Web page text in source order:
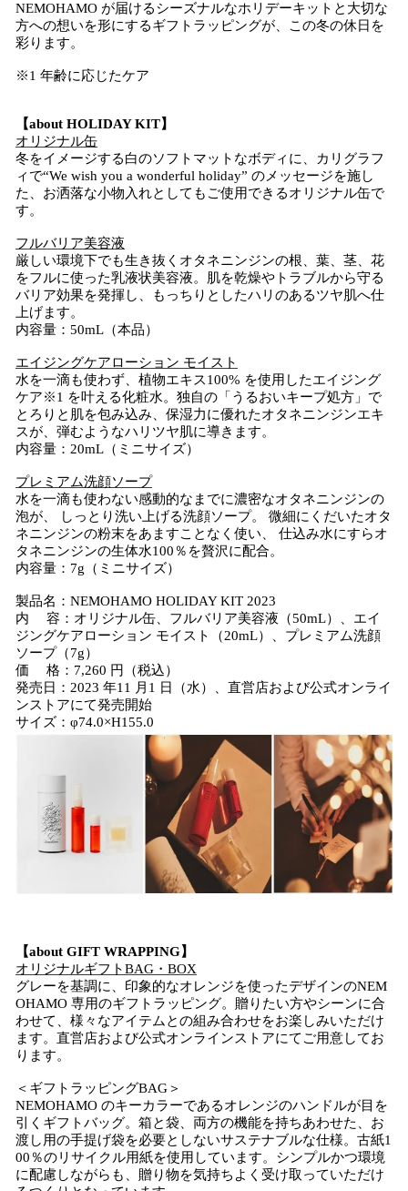
NEMOHAMO が届けるシーズナルなホリデーキットと大切な
方への想いを形にするギフトラッピングが、この冬の休日を
彩ります。
※1 年齢に応じたケア
【about HOLIDAY KIT】
オリジナル缶
冬をイメージする白のソフトマットなボディに、カリグラフ
ィで“We wish you a wonderful holiday” のメッセージを施し
た、お洒落な小物入れとしてもご使用できるオリジナル缶で
す。
フルバリア美容液
厳しい環境下でも生き抜くオタネニンジンの根、葉、茎、花
をフルに使った乳液状美容液。肌を乾燥やトラブルから守る
バリア効果を発揮し、もっちりとしたハリのあるツヤ肌へ仕
上げます。
内容量：50mL（本品）
エイジングケアローション モイスト
水を一滴も使わず、植物エキス100% を使用したエイジング
ケア※1 を叶える化粧水。独自の「うるおいキープ処方」で
とろりと肌を包み込み、保湿力に優れたオタネニンジンエキ
スが、弾むようなハリツヤ肌に導きます。
内容量：20mL（ミニサイズ）
プレミアム洗顔ソープ
水を一滴も使わない感動的なまでに濃密なオタネニンジンの
泡が、 しっとり洗い上げる洗顔ソープ。 微細にくだいたオタ
ネニンジンの粉末をあますことなく使い、 仕込み水にすらオ
タネニンジンの生体水100％を贅沢に配合。
内容量：7g（ミニサイズ）
製品名：NEMOHAMO HOLIDAY KIT 2023
内 容：オリジナル缶、フルバリア美容液（50mL）、エイ
ジングケアローション モイスト（20mL）、プレミアム洗顔
ソープ（7g）
価 格：7,260 円（税込）
発売日：2023 年11 月1 日（水）、直営店および公式オンライ
ンストアにて発売開始
サイズ：φ74.0×H155.0
【about GIFT WRAPPING】
オリジナルギフトBAG・BOX
グレーを基調に、印象的なオレンジを使ったデザインのNEM
OHAMO 専用のギフトラッピング。贈りたい方やシーンに合
わせて、様々なアイテムとの組み合わせをお楽しみいただけ
ます。直営店および公式オンラインストアにてご用意してお
ります。
＜ギフトラッピングBAG＞
NEMOHAMO のキーカラーであるオレンジのハンドルが目を
引くギフトバッグ。箱と袋、両方の機能を持ちあわせた、お
渡し用の手提げ袋を必要としないサステナブルな仕様。古紙1
00％のリサイクル用紙を使用しています。シンプルかつ環境
に配慮しながらも、贈り物を気持ちよく受け取っていただけ